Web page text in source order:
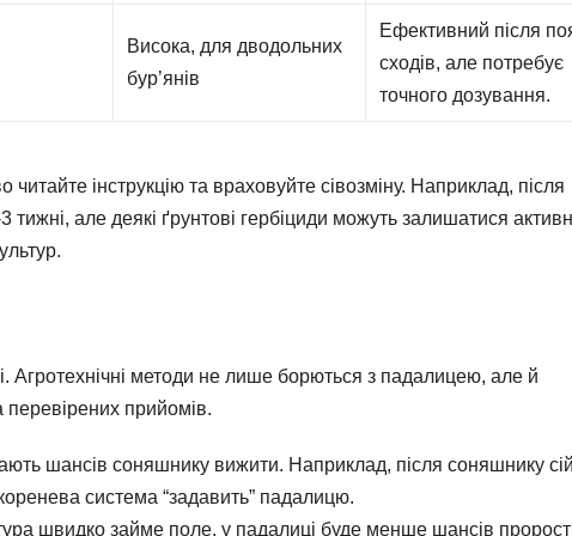
Висока, для дводольних
бур’янів
Ефективний після
сходів, але потребує
точного дозування.
читайте інструкцію та враховуйте сівозміну. Наприклад, після
але деякі ґрунтові гербіциди можуть залишатися
Агротехнічні методи не лише борються з падалицею, але й
перевірених прийомів.
шансів соняшнику вижити. Наприклад, після соняшнику
система “задавить” падалицю.
швидко займе поле, у падалиці буде менше шансів